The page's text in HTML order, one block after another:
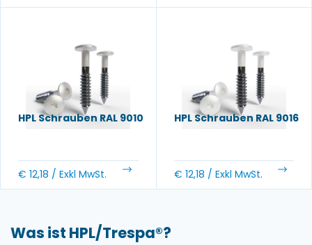
HPL Schrauben RAL 9010
€ 12,18 / Exkl MwSt.
HPL Schrauben RAL 9016
€ 12,18 / Exkl MwSt.
Was ist HPL/Trespa®?